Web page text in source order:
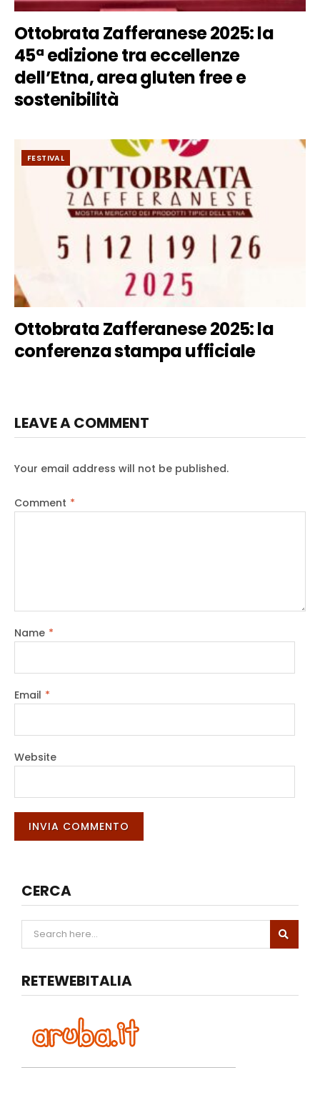
Ottobrata Zafferanese 2025: la
45ª edizione tra eccellenze
dell’Etna, area gluten free e
sostenibilità
FESTIVAL
Ottobrata Zafferanese 2025: la
conferenza stampa ufficiale
LEAVE A COMMENT
Your email address will not be published.
Comment *
Name *
Email *
Website
CERCA
RETEWEBITALIA